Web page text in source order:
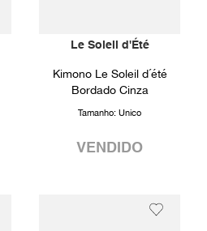
Le Soleil d'Été
Kimono Le Soleil d´été
Bordado Cinza
Tamanho: Unico
VENDIDO